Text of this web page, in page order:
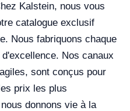
Kalstein, nous vous
catalogue exclusif
Nous fabriquons chaque
Nos canaux
sont conçus pour
prix les plus
donnons vie à la